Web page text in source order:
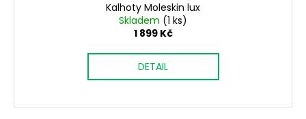
Kalhoty Moleskin lux
Skladem (1 ks)
1 899 Kč
DETAIL